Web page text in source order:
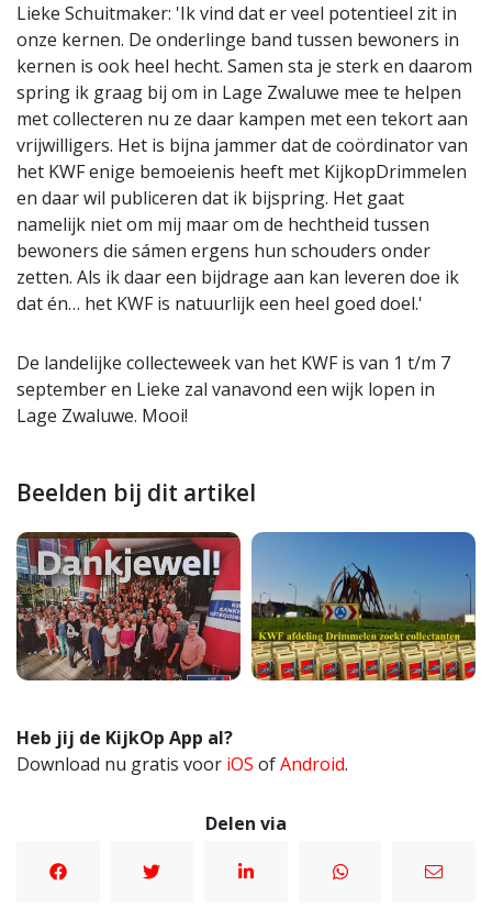
Lieke Schuitmaker: 'Ik vind dat er veel potentieel zit in
onze kernen. De onderlinge band tussen bewoners in
kernen is ook heel hecht. Samen sta je sterk en daarom
spring ik graag bij om in Lage Zwaluwe mee te helpen
met collecteren nu ze daar kampen met een tekort aan
vrijwilligers. Het is bijna jammer dat de coördinator van
het KWF enige bemoeienis heeft met KijkopDrimmelen
en daar wil publiceren dat ik bijspring. Het gaat
namelijk niet om mij maar om de hechtheid tussen
bewoners die sámen ergens hun schouders onder
zetten. Als ik daar een bijdrage aan kan leveren doe ik
dat én… het KWF is natuurlijk een heel goed doel.'
De landelijke collecteweek van het KWF is van 1 t/m 7
september en Lieke zal vanavond een wijk lopen in
Lage Zwaluwe. Mooi!
Beelden bij dit artikel
Heb jij de KijkOp App al?
Download nu gratis voor iOS ofAndroid.
Delen via